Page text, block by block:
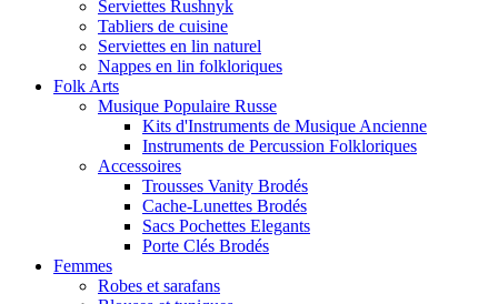
Serviettes Rushnyk
Tabliers de cuisine
Serviettes en lin naturel
Nappes en lin folkloriques
Folk Arts
Musique Populaire Russe
Kits d'Instruments de Musique Ancienne
Instruments de Percussion Folkloriques
Accessoires
Trousses Vanity Brodés
Cache-Lunettes Brodés
Sacs Pochettes Elegants
Porte Clés Brodés
Femmes
Robes et sarafans